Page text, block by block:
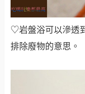
♡岩盤浴可以滲透
排除廢物的意思。